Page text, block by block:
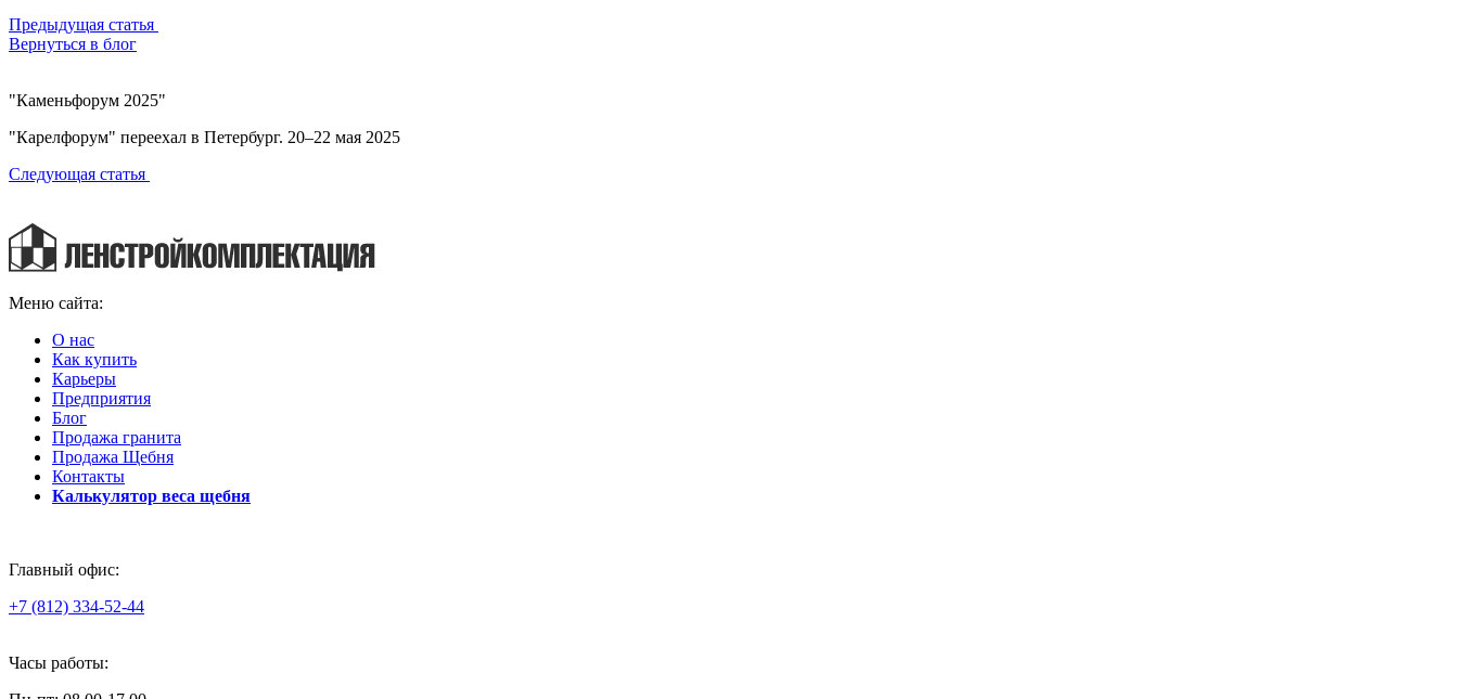
Предыдущая статья
Вернуться в блог
"Каменьфорум 2025"
"Карелфорум" переехал в Петербург. 20–22 мая 2025
Следующая статья
Меню сайта:
О нас
Как купить
Карьеры
Предприятия
Блог
Продажа гранита
Продажа Щебня
Контакты
Калькулятор веса щебня
Главный офис:
+7 (812) 334-52-44
Часы работы: